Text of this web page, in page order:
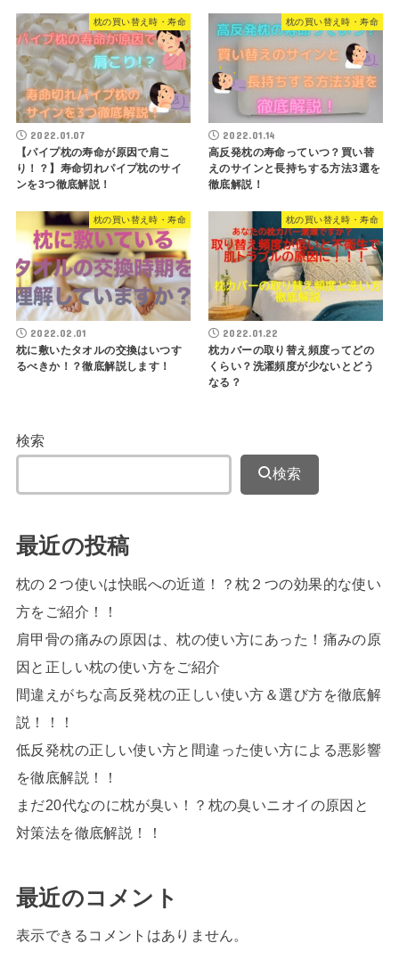
枕の買い替え時・寿命
2022.01.07
【パイプ枕の寿命が原因で肩こ
り！？】寿命切れパイプ枕のサイ
ンを3つ徹底解説！
枕の買い替え時・寿命
2022.01.14
高反発枕の寿命っていつ？買い替
えのサインと長持ちする方法3選を
徹底解説！
枕の買い替え時・寿命
2022.02.01
枕に敷いたタオルの交換はいつす
るべきか！？徹底解説します！
枕の買い替え時・寿命
2022.01.22
枕カバーの取り替え頻度ってどの
くらい？洗濯頻度が少ないとどう
なる？
検索
検索
最近の投稿
枕の２つ使いは快眠への近道！？枕２つの効果的な使い
方をご紹介！！
肩甲骨の痛みの原因は、枕の使い方にあった！痛みの原
因と正しい枕の使い方をご紹介
間違えがちな高反発枕の正しい使い方＆選び方を徹底解
説！！！
低反発枕の正しい使い方と間違った使い方による悪影響
を徹底解説！！
まだ20代なのに枕が臭い！？枕の臭いニオイの原因と
対策法を徹底解説！！
最近のコメント
表示できるコメントはありません。